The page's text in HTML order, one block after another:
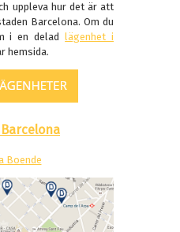
uppleva hur det är att
Barcelona. Om du
i en deladlägenhet i
hemsida.
Boende